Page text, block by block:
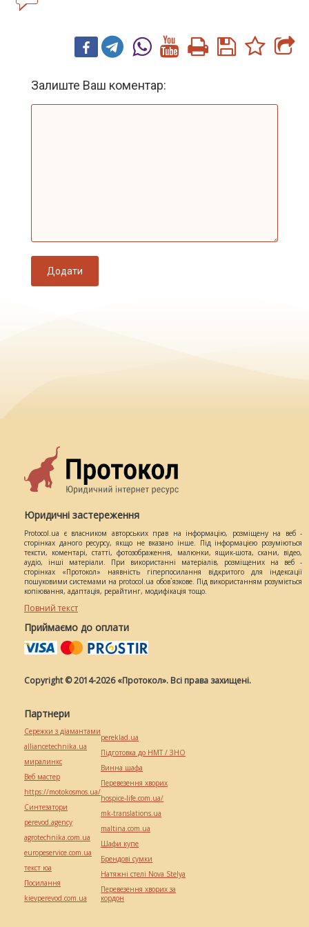
Залиште Ваш коментар:
Додати
Юридичні застереження
Protocol.ua є власником авторських прав на інформацію, розміщену на веб -
сторінках даного ресурсу, якщо не вказано інше. Під інформацією розуміються
тексти, коментарі, статті, фотозображення, малюнки, ящик-шота, скани, відео,
аудіо, інші матеріали. При використанні матеріалів, розміщених на веб -
сторінках «Протокол» наявність гіперпосилання відкритого для індексації
пошуковими системами на protocol.ua обов`язкове. Під використанням розуміється
копіювання, адаптація, рерайтинг, модифікація тощо.
Повний текст
Приймаємо до оплати
Copyright © 2014-2026 «Протокол». Всі права захищені.
Партнери
Сережки з діамантами
alliancetechnika.ua
миралинкс
Веб мастер
https://motokosmos.ua/
Синтезатори
perevod.agency
agrotechnika.com.ua
europeservice.com.ua
текст юа
Посилання
kievperevod.com.ua
pereklad.ua
Підготовка до НМТ / ЗНО
Винна шафа
Перевезення хворих
hospice-life.com.ua/
mk-translations.ua
maltina.com.ua
Шафи купе
Брендові сумки
Натяжні стелі Nova Stelya
Перевезення хворих за
кордон